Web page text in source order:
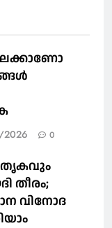
0
തീരം;
വിനോദ